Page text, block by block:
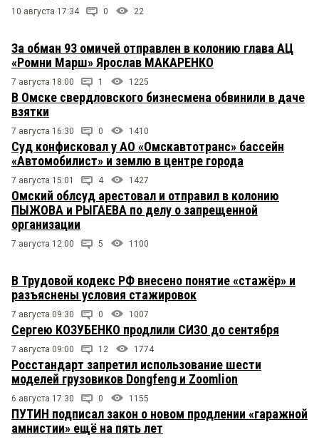
10 августа 17:34 0 22
За обман 93 омичей отправлен в колонию глава АЦ
«Ромни Марш» Ярослав МАКАРЕНКО
7 августа 18:00 1 1225
В Омске свердловского бизнесмена обвинили в даче
взятки
7 августа 16:30 0 1410
Суд конфисковал у АО «Омскавтотранс» бассейн
«Автомобилист» и землю в центре города
7 августа 15:01 4 1427
Омский облсуд арестовал и отправил в колонию
ПЫЖОВА и РЫГАЕВА по делу о запрещенной
организации
7 августа 12:00 5 1100
В Трудовой кодекс РФ внесено понятие «стажёр» и
разъяснены условия стажировок
7 августа 09:30 0 1007
Сергею КОЗУБЕНКО продлили СИЗО до сентября
7 августа 09:00 12 1774
Росстандарт запретил использование шести
моделей грузовиков Dongfeng и Zoomlion
6 августа 17:30 0 1155
ПУТИН подписал закон о новом продлении «гаражной
амнистии» ещё на пять лет